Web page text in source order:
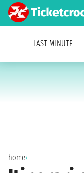
LAST MINUTE
home›